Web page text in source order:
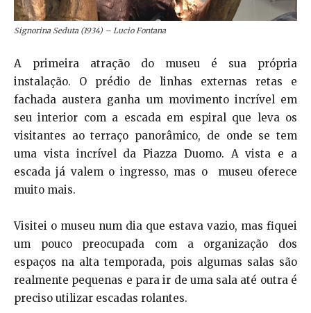
Signorina Seduta (1934) – Lucio Fontana
A primeira atração do museu é sua própria
instalação. O prédio de linhas externas retas e
fachada austera ganha um movimento incrível em
seu interior com a escada em espiral que leva os
visitantes ao terraço panorâmico, de onde se tem
uma vista incrível da Piazza Duomo. A vista e a
escada já valem o ingresso, mas o museu oferece
muito mais.
Visitei o museu num dia que estava vazio, mas fiquei
um pouco preocupada com a organização dos
espaços na alta temporada, pois algumas salas são
realmente pequenas e para ir de uma sala até outra é
preciso utilizar escadas rolantes.